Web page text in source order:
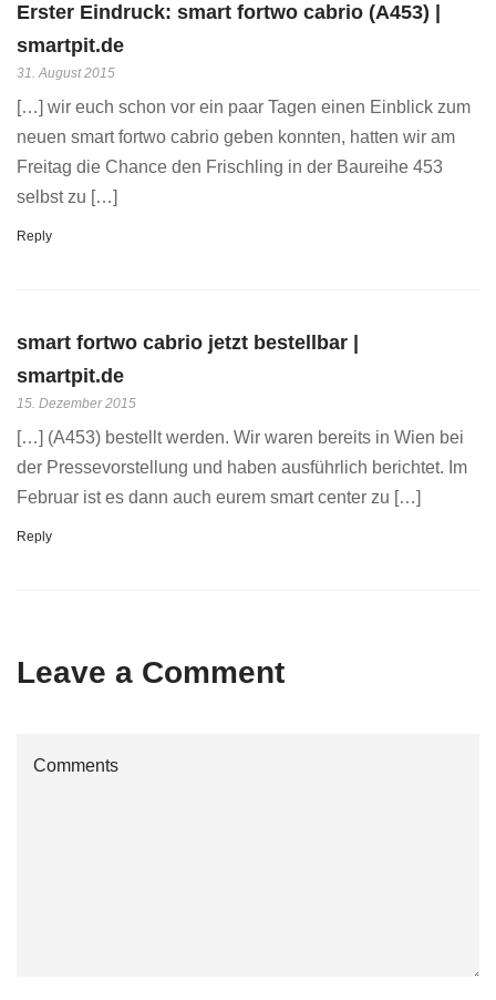
Erster Eindruck: smart fortwo cabrio (A453) |
smartpit.de
31. August 2015
[…] wir euch schon vor ein paar Tagen einen Einblick zum
neuen smart fortwo cabrio geben konnten, hatten wir am
Freitag die Chance den Frischling in der Baureihe 453
selbst zu […]
Reply
smart fortwo cabrio jetzt bestellbar |
smartpit.de
15. Dezember 2015
[…] (A453) bestellt werden. Wir waren bereits in Wien bei
der Pressevorstellung und haben ausführlich berichtet. Im
Februar ist es dann auch eurem smart center zu […]
Reply
Leave a Comment